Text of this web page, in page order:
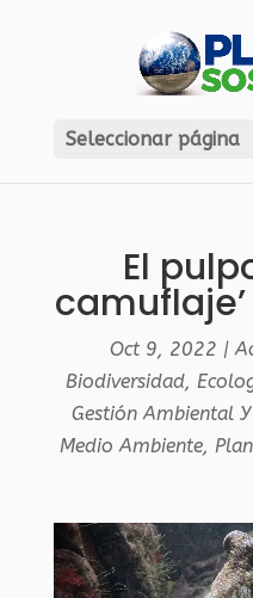
Seleccionar página
El
Oct 9, 2022 |
Biodiversidad,
Gestión Ambiental
Medio Ambiente,